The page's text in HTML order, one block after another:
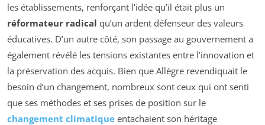
les établissements, renforçant l’idée qu’il était plus un
réformateur radical qu’un ardent défenseur des valeurs
éducatives. D’un autre côté, son passage au gouvernement a
également révélé les tensions existantes entre l’innovation et
la préservation des acquis. Bien que Allègre revendiquait le
besoin d’un changement, nombreux sont ceux qui ont senti
que ses méthodes et ses prises de position sur le
changement climatique entachaient son héritage